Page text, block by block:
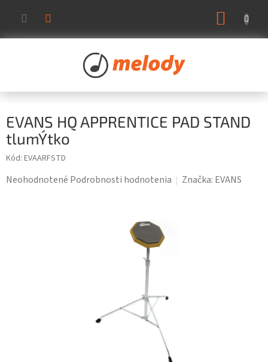
obsah
EVANS HQ APPRENTICE PAD STAND
tlumÝtko
Kód: EVAARFSTD
Priemerné
Neohodnotené Podrobnosti hodnotenia Značka: EVANS